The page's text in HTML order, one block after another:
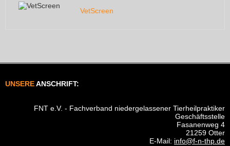
VetScreen
UNSEREANSCHRIFT:
FNT e.V. - Fachverband niedergelassener Tierheilpraktiker
Geschäftsstelle
Fasanenweg 4
21259 Otter
E-Mail: info@f-n-thp.de